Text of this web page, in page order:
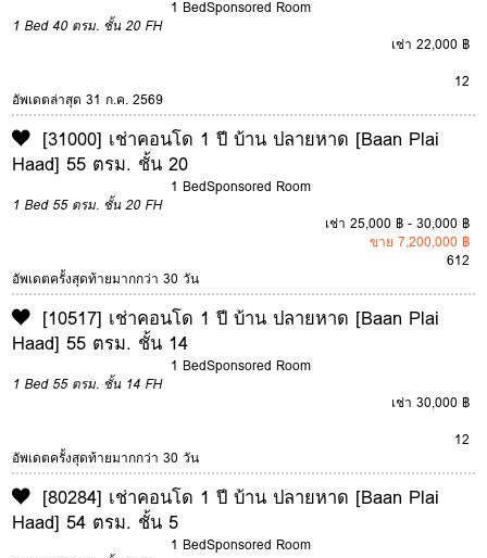
1 BedSponsored Room
1 Bed 40 ตรม. ชั้น 20 FH
เช่า 22,000 ฿
12
อัพเดตล่าสุด 31 ก.ค. 2569
[31000] เช่าคอนโด 1 ปี บ้าน ปลายหาด [Baan Plai
Haad] 55 ตรม. ชั้น 20
1 BedSponsored Room
1 Bed 55 ตรม. ชั้น 20 FH
เช่า 25,000 ฿ - 30,000 ฿
ขาย 7,200,000 ฿
612
อัพเดตครั้งสุดท้ายมากกว่า 30 วัน
[10517] เช่าคอนโด 1 ปี บ้าน ปลายหาด [Baan Plai
Haad] 55 ตรม. ชั้น 14
1 BedSponsored Room
1 Bed 55 ตรม. ชั้น 14 FH
เช่า 30,000 ฿
12
อัพเดตครั้งสุดท้ายมากกว่า 30 วัน
[80284] เช่าคอนโด 1 ปี บ้าน ปลายหาด [Baan Plai
Haad] 54 ตรม. ชั้น 5
1 BedSponsored Room